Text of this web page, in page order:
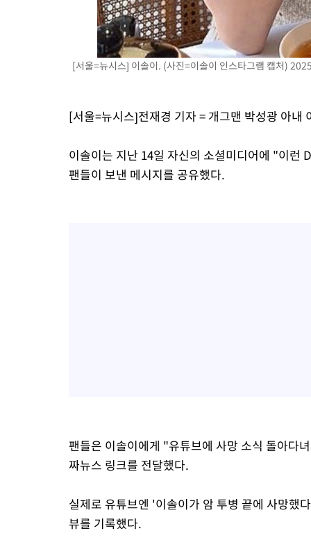
[서울=뉴시스] 이솔이. (사진=이솔이 인스타그램 캡처)
[서울=뉴시스]전재경 기자 = 개그맨 박성광 아내
이솔이는 지난 14일 자신의 소셜미디어에 "이런
팬들이 보낸 메시지를 공유했다.
팬들은 이솔이에게 "유튜브에 사망 소식 돌아다
짜뉴스 링크를 전달했다.
실제로 유튜브엔 '이솔이가 암 투병 끝에 사망했
뷰를 기록했다.